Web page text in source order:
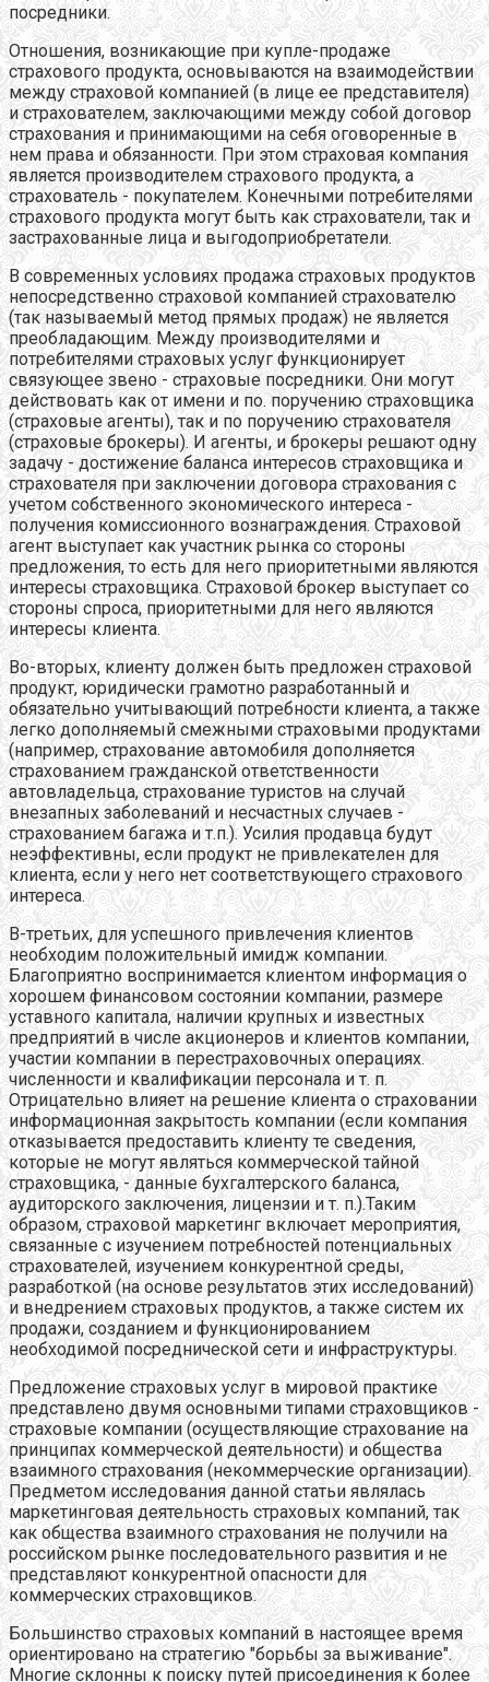
посредники.
Отношения, возникающие при купле-продаже
страхового продукта, основываются на взаимодействии
между страховой компанией (в лице ее представителя)
и страхователем, заключающими между собой договор
страхования и принимающими на себя оговоренные в
нем права и обязанности. При этом страховая компания
является производителем страхового продукта, а
страхователь - покупателем. Конечными потребителями
страхового продукта могут быть как страхователи, так и
застрахованные лица и выгодоприобретатели.
В современных условиях продажа страховых продуктов
непосредственно страховой компанией страхователю
(так называемый метод прямых продаж) не является
преобладающим. Между производителями и
потребителями страховых услуг функционирует
связующее звено - страховые посредники. Они могут
действовать как от имени и по. поручению страховщика
(страховые агенты), так и по поручению страхователя
(страховые брокеры). И агенты, и брокеры решают одну
задачу - достижение баланса интересов страховщика и
страхователя при заключении договора страхования с
учетом собственного экономического интереса -
получения комиссионного вознаграждения. Страховой
агент выступает как участник рынка со стороны
предложения, то есть для него приоритетными являются
интересы страховщика. Страховой брокер выступает со
стороны спроса, приоритетными для него являются
интересы клиента.
Во-вторых, клиенту должен быть предложен страховой
продукт, юридически грамотно разработанный и
обязательно учитывающий потребности клиента, а также
легко дополняемый смежными страховыми продуктами
(например, страхование автомобиля дополняется
страхованием гражданской ответственности
автовладельца, страхование туристов на случай
внезапных заболеваний и несчастных случаев -
страхованием багажа и т.п.). Усилия продавца будут
неэффективны, если продукт не привлекателен для
клиента, если у него нет соответствующего страхового
интереса.
В-третьих, для успешного привлечения клиентов
необходим положительный имидж компании.
Благоприятно воспринимается клиентом информация о
хорошем финансовом состоянии компании, размере
уставного капитала, наличии крупных и известных
предприятий в числе акционеров и клиентов компании,
участии компании в перестраховочных операциях.
численности и квалификации персонала и т. п.
Отрицательно влияет на решение клиента о страховании
информационная закрытость компании (если компания
отказывается предоставить клиенту те сведения,
которые не могут являться коммерческой тайной
страховщика, - данные бухгалтерского баланса,
аудиторского заключения, лицензии и т. п.).Таким
образом, страховой маркетинг включает мероприятия,
связанные с изучением потребностей потенциальных
страхователей, изучением конкурентной среды,
разработкой (на основе результатов этих исследований)
и внедрением страховых продуктов, а также систем их
продажи, созданием и функционированием
необходимой посреднической сети и инфраструктуры.
Предложение страховых услуг в мировой практике
представлено двумя основными типами страховщиков -
страховые компании (осуществляющие страхование на
принципах коммерческой деятельности) и общества
взаимного страхования (некоммерческие организации).
Предметом исследования данной статьи являлась
маркетинговая деятельность страховых компаний, так
как общества взаимного страхования не получили на
российском рынке последовательного развития и не
представляют конкурентной опасности для
коммерческих страховщиков.
Большинство страховых компаний в настоящее время
ориентировано на стратегию "борьбы за выживание".
Многие склонны к поиску путей присоединения к более